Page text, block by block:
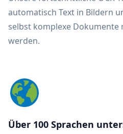
automatisch Text in Bildern
selbst komplexe
werden.
Über 100 Sprachen